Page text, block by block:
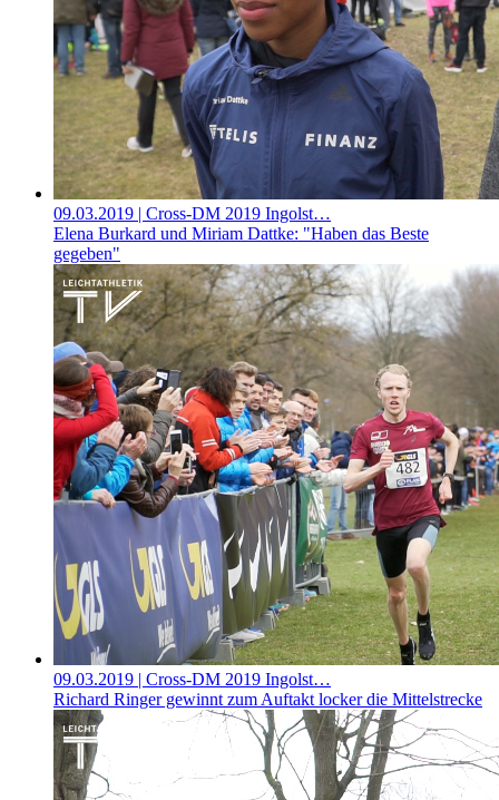
09.03.2019 | Cross-DM 2019 Ingolst…
Elena Burkard und Miriam Dattke: "Haben das Beste
gegeben"
09.03.2019 | Cross-DM 2019 Ingolst…
Richard Ringer gewinnt zum Auftakt locker die Mittelstrecke